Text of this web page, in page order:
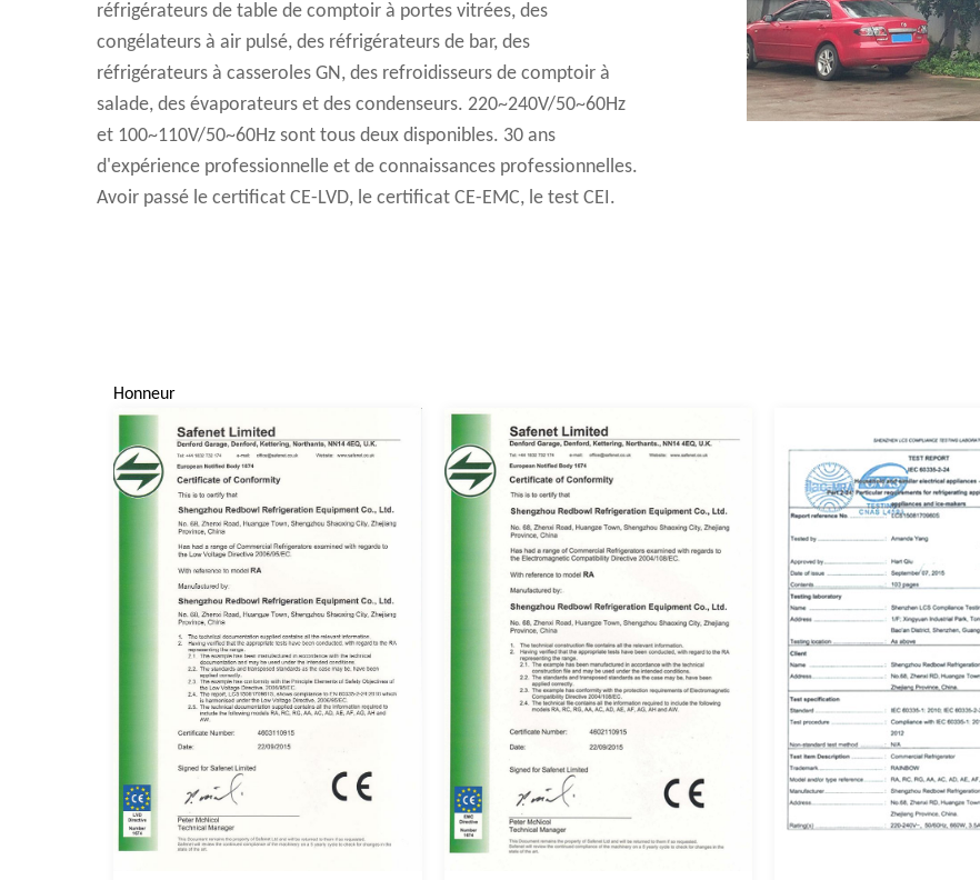
réfrigérateurs de table de comptoir à portes vitrées, des
congélateurs à air pulsé, des réfrigérateurs de bar, des
réfrigérateurs à casseroles GN, des refroidisseurs de comptoir à
salade, des évaporateurs et des condenseurs. 220~240V/50~60Hz
et 100~110V/50~60Hz sont tous deux disponibles. 30 ans
d'expérience professionnelle et de connaissances professionnelles.
Avoir passé le certificat CE-LVD, le certificat CE-EMC, le test CEI.
Honneur